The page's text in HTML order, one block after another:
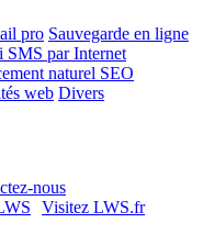
pro Sauvegarde en ligne
SMS par Internet
naturel SEO
web Divers
nous
Visitez LWS.fr